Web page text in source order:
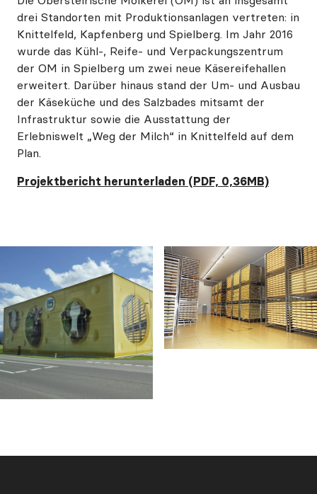
drei Standorten mit Produktionsanlagen vertreten: in
Knittelfeld, Kapfenberg und Spielberg. Im Jahr 2016
wurde das Kühl-, Reife- und Verpackungszentrum
der OM in Spielberg um zwei neue Käsereifehallen
erweitert. Darüber hinaus stand der Um- und Ausbau
der Käseküche und des Salzbades mitsamt der
Infrastruktur sowie die Ausstattung der
Erlebniswelt „Weg der Milch“ in Knittelfeld auf dem
Plan.
Projektbericht herunterladen (PDF, 0,36MB)